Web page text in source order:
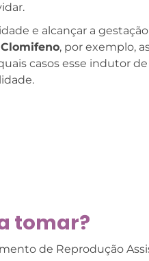
e alcançar a
Clomifeno, por exemplo,
casos esse indutor
tomar?
de Reprodução